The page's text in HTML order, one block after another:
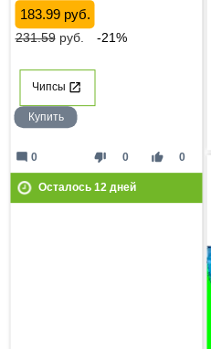
183.99 руб.
231.59руб. -21%
Чипсы
Купить
thumb_down 0 thumb_up 0
mode_comment 0
Осталось 12дней